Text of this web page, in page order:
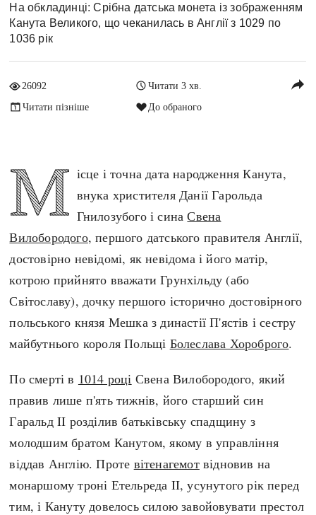
Кримінал
Культура і мистецтво
Особистості
Подорожі і відкриття
Розваги і дозвілля
Спорт
Чудеса світу
Україна незалежна
ЗНО
Регіони
Австралія
Азія
Африка
Європа
Хронологія
Античні часи
Темні віки
Нова історія
Новітня історія
Наш час
Індекси
Популярні статті
Всі статті
Автори
done
На обкладинці: Срібна датська монета із зображенням
Канута Великого, що чеканилась в Англії з 1029 по
1036 рік
26092
Читати 3 хв.
Читати пізніше
До обраного
reply
М ісце і точна дата народження Канута,
внука христителя Данії Гарольда
Гнилозубого і синаСвена
Вилобородого, першого датського правителя Англії,
достовірно невідомі, як невідома і його матір,
котрою прийнято вважати Грунхільду (або
Світославу), дочку першого історично достовірного
польського князя Мешка з династії П'ястів і сестру
майбутнього короля Польщі Болеслава Хороброго.
По смерті в 1014 році Свена Вилобородого, який
правив лише п'ять тижнів, його старший син
Гаральд II розділив батьківську спадщину з
молодшим братом Канутом, якому в управління
віддав Англію. Проте вітенагемотвідновив на
монаршому троні Етельреда II, усунутого рік перед
тим, і Кануту довелось силою завойовувати престол